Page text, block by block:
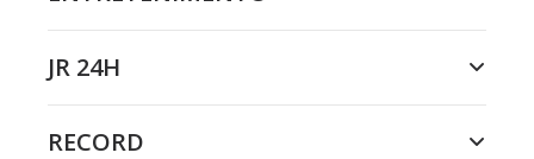
JR 24H
RECORD